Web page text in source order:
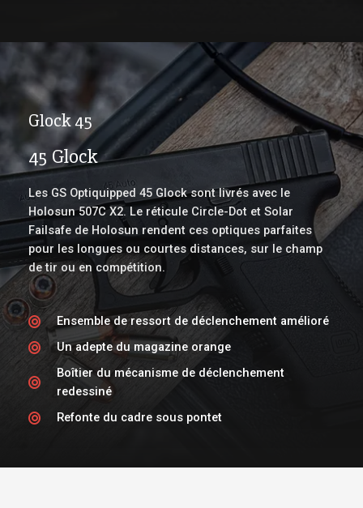
Glock 45
45 Glock
Les GS Optiquipped 45 Glock sont livrés avec le
Holosun 507C X2. Le réticule Circle-Dot et Solar
Failsafe de Holosun rendent ces optiques parfaites
pour les longues ou courtes distances, sur le champ
de tir ou en compétition.
Ensemble de ressort de déclenchement amélioré
Un adepte du magazine orange
Boîtier du mécanisme de déclenchement
redessiné
Refonte du cadre sous pontet